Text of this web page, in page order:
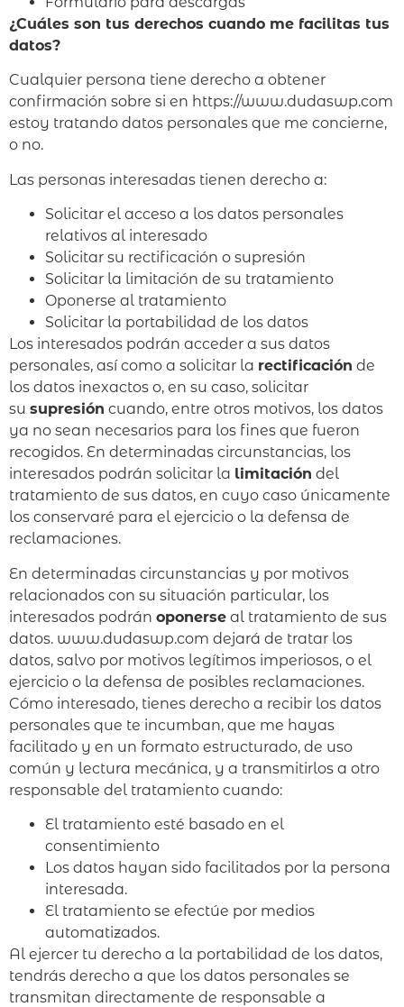
¿Cuáles son tus derechos cuando me facilitas tus
datos?
Cualquier persona tiene derecho a obtener
confirmación sobre si en https://www.dudaswp.com
estoy tratando datos personales que me concierne,
o no.
Las personas interesadas tienen derecho a:
Solicitar el acceso a los datos personales
relativos al interesado
Solicitar su rectificación o supresión
Solicitar la limitación de su tratamiento
Oponerse al tratamiento
Solicitar la portabilidad de los datos
Los interesados podrán acceder a sus datos
personales, así como a solicitar la rectificación de
los datos inexactos o, en su caso, solicitar
su supresión cuando, entre otros motivos, los datos
ya no sean necesarios para los fines que fueron
recogidos. En determinadas circunstancias, los
interesados podrán solicitar la limitación del
tratamiento de sus datos, en cuyo caso únicamente
los conservaré para el ejercicio o la defensa de
reclamaciones.
En determinadas circunstancias y por motivos
relacionados con su situación particular, los
interesados podrán oponerse al tratamiento de sus
datos. www.dudaswp.com dejará de tratar los
datos, salvo por motivos legítimos imperiosos, o el
ejercicio o la defensa de posibles reclamaciones.
Cómo interesado, tienes derecho a recibir los datos
personales que te incumban, que me hayas
facilitado y en un formato estructurado, de uso
común y lectura mecánica, y a transmitirlos a otro
responsable del tratamiento cuando:
El tratamiento esté basado en el
consentimiento
Los datos hayan sido facilitados por la persona
interesada.
El tratamiento se efectúe por medios
automatizados.
Al ejercer tu derecho a la portabilidad de los datos,
tendrás derecho a que los datos personales se
transmitan directamente de responsable a